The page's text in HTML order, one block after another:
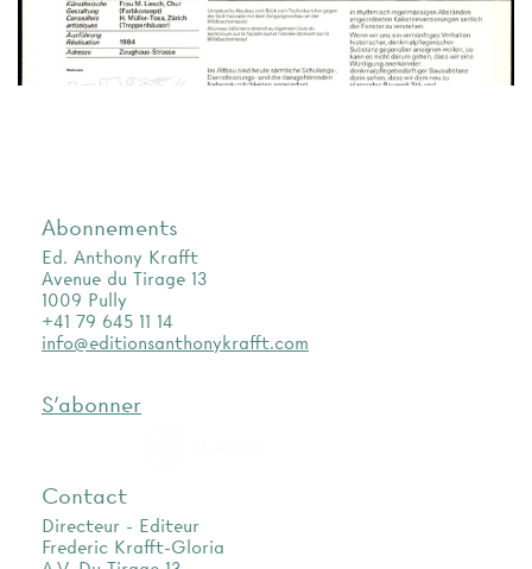
Abonnements
Ed. Anthony Krafft
Avenue du Tirage 13
1009 Pully
+41 79 645 11 14
info@editionsanthonykrafft.com
S'abonner
Contact
Directeur - Editeur
Frederic Krafft-Gloria